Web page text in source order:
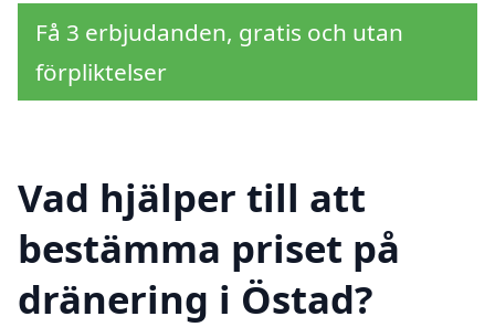
Få 3 erbjudanden, gratis och utan
förpliktelser
Vad hjälper till att
bestämma priset på
dränering i Östad?